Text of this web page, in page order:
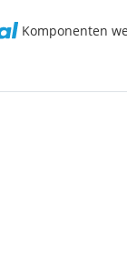
Komponenten